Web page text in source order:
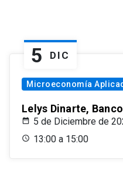
5 DIC
Microeconomía
Lelys Dinarte,
5 de Diciembre de
13:00 a 15:00